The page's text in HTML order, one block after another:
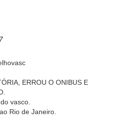
ERROU O ONIBUS E
vasco.
Rio de Janeiro.